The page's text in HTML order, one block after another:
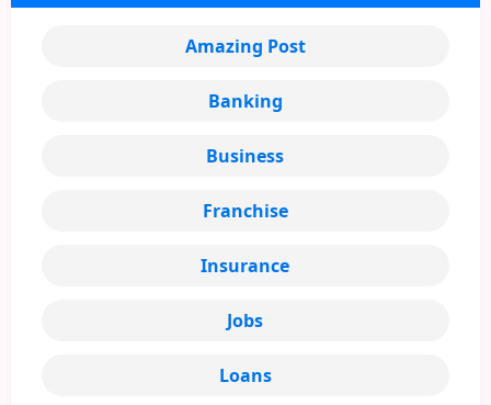
Amazing Post
Banking
Business
Franchise
Insurance
Jobs
Loans